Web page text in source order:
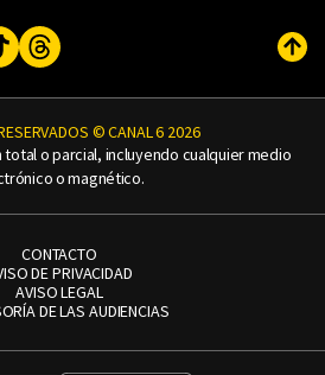
TikTokThreads
© CANAL 6 2026
o parcial, incluyendo cualquier medio
o magnético.
CONTACTO
DE PRIVACIDAD
AVISO LEGAL
DE LAS AUDIENCIAS